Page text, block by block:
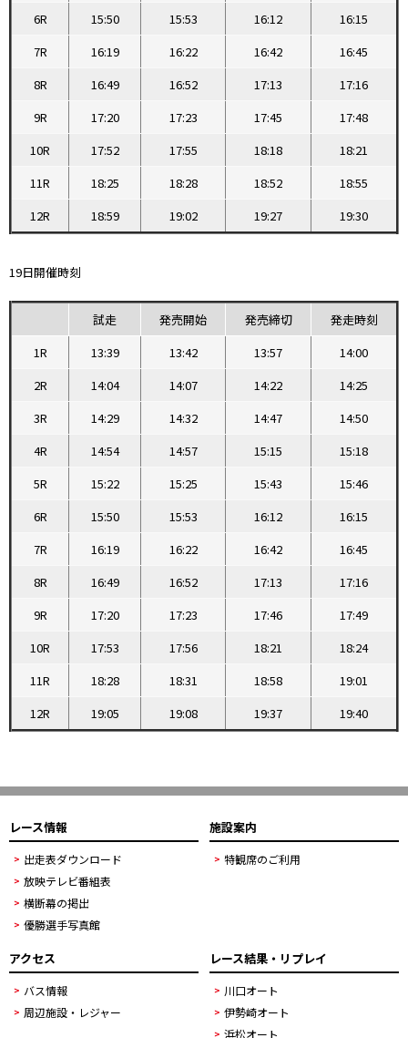
6R
15:50 15:53 16:12
16:15
7R
16:19 16:22 16:42
16:45
8R
16:49 16:52 17:13
17:16
9R
17:20 17:23 17:45
17:48
10R
17:52 17:55 18:18
18:21
11R
18:25 18:28 18:52
18:55
12R
18:59 19:02 19:27 19:30
19日開催時刻
試走 発売開始 発売締切
発走時刻
1R
13:39 13:42 13:57
14:00
2R
14:04 14:07 14:22
14:25
3R
14:29 14:32 14:47
14:50
4R
14:54 14:57 15:15
15:18
5R
15:22 15:25 15:43
15:46
6R
15:50 15:53 16:12
16:15
7R
16:19 16:22 16:42
16:45
8R
16:49 16:52 17:13
17:16
9R
17:20 17:23 17:46
17:49
10R
17:53 17:56 18:21
18:24
11R
18:28 18:31 18:58
19:01
12R
19:05 19:08 19:37 19:40
レース情報
出走表ダウンロード
放映テレビ番組表
横断幕の掲出
優勝選手写真館
施設案内
特観席のご利用
アクセス
バス情報
周辺施設・レジャー
レース結果・リプレイ
川口オート
伊勢崎オート
浜松オート